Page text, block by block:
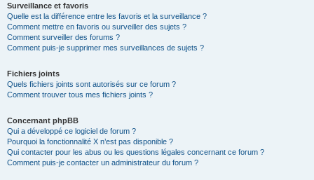
Surveillance et favoris
Quelle est la différence entre les favoris et la surveillance ?
Comment mettre en favoris ou surveiller des sujets ?
Comment surveiller des forums ?
Comment puis-je supprimer mes surveillances de sujets ?
Fichiers joints
Quels fichiers joints sont autorisés sur ce forum ?
Comment trouver tous mes fichiers joints ?
Concernant phpBB
Qui a développé ce logiciel de forum ?
Pourquoi la fonctionnalité X n’est pas disponible ?
Qui contacter pour les abus ou les questions légales concernant ce forum ?
Comment puis-je contacter un administrateur du forum ?